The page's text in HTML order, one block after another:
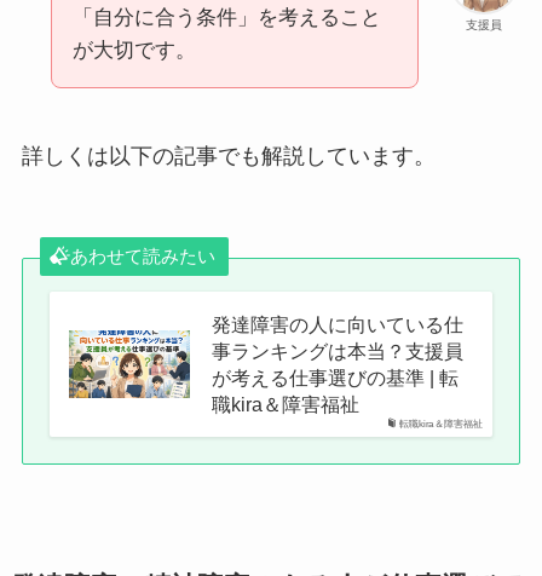
支援員
「自分に合う条件」を考えること
が大切です。
詳しくは以下の記事でも解説しています。
あわせて読みたい
転職kira＆障害福祉
発達障害の人に向いている仕
事ランキングは本当？支援員
が考える仕事選びの基準 | 転
職kira＆障害福祉